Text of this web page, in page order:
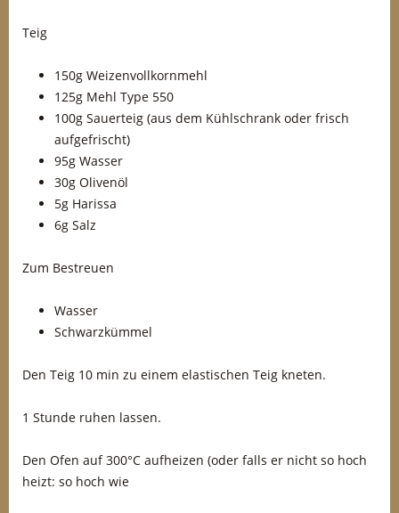
Teig
150g Weizenvollkornmehl
125g Mehl Type 550
100g Sauerteig (aus dem Kühlschrank oder frisch
aufgefrischt)
95g Wasser
30g Olivenöl
5g Harissa
6g Salz
Zum Bestreuen
Wasser
Schwarzkümmel
Den Teig 10 min zu einem elastischen Teig kneten.
1 Stunde ruhen lassen.
Den Ofen auf 300°C aufheizen (oder falls er nicht so hoch
heizt: so hoch wie